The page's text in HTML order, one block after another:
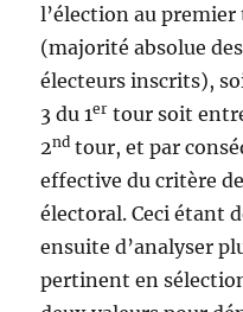
l’élection au premier
(majorité absolue
électeurs inscrits),
3 du 1er tour soit
2nd tour, et par
effective du critère
électoral. Ceci étant
ensuite d’analyser
pertinent en